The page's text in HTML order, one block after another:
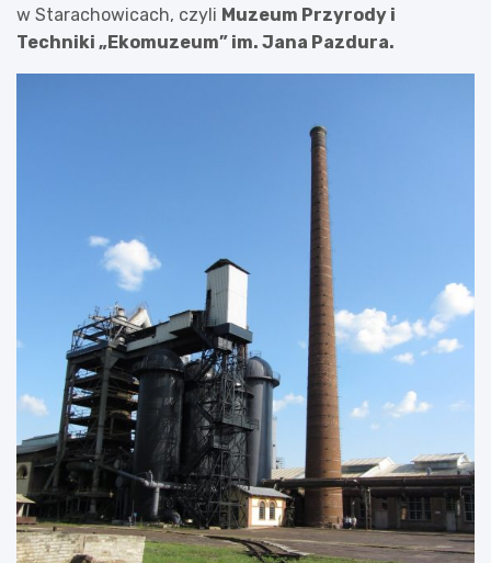
w Starachowicach, czyli Muzeum Przyrody i
Techniki „Ekomuzeum” im. Jana Pazdura.